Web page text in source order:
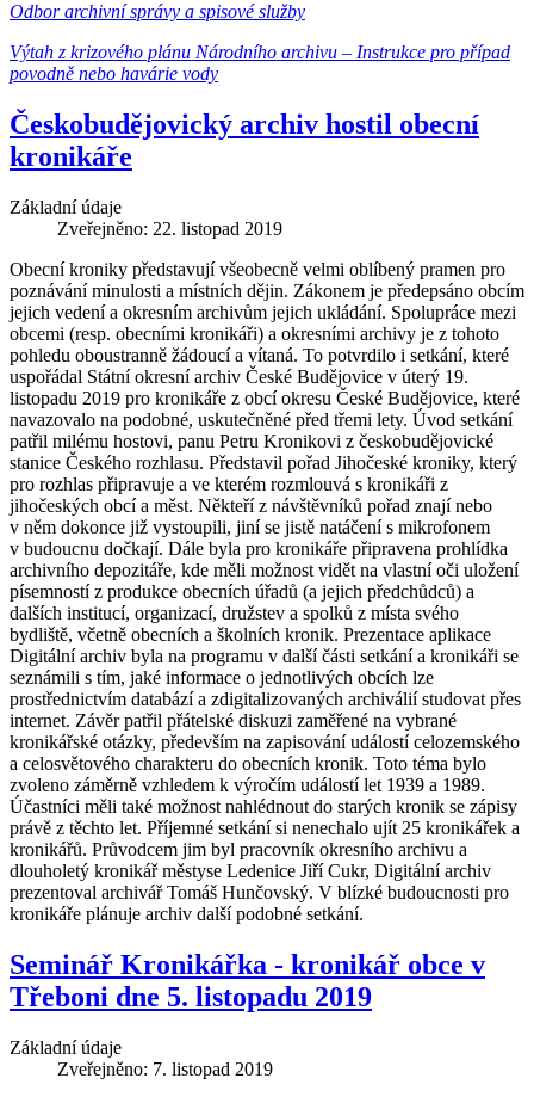
Odbor archivní správy a spisové služby
Výtah z krizového plánu Národního archivu – Instrukce pro případ
povodně nebo havárie vody
Českobudějovický archiv hostil obecní
kronikáře
Základní údaje
Zveřejněno: 22. listopad 2019
Obecní kroniky představují všeobecně velmi oblíbený pramen pro
poznávání minulosti a místních dějin. Zákonem je předepsáno obcím
jejich vedení a okresním archivům jejich ukládání. Spolupráce mezi
obcemi (resp. obecními kronikáři) a okresními archivy je z tohoto
pohledu oboustranně žádoucí a vítaná. To potvrdilo i setkání, které
uspořádal Státní okresní archiv České Budějovice v úterý 19.
listopadu 2019 pro kronikáře z obcí okresu České Budějovice, které
navazovalo na podobné, uskutečněné před třemi lety. Úvod setkání
patřil milému hostovi, panu Petru Kronikovi z českobudějovické
stanice Českého rozhlasu. Představil pořad Jihočeské kroniky, který
pro rozhlas připravuje a ve kterém rozmlouvá s kronikáři z
jihočeských obcí a měst. Někteří z návštěvníků pořad znají nebo
v něm dokonce již vystoupili, jiní se jistě natáčení s mikrofonem
v budoucnu dočkají. Dále byla pro kronikáře připravena prohlídka
archivního depozitáře, kde měli možnost vidět na vlastní oči uložení
písemností z produkce obecních úřadů (a jejich předchůdců) a
dalších institucí, organizací, družstev a spolků z místa svého
bydliště, včetně obecních a školních kronik. Prezentace aplikace
Digitální archiv byla na programu v další části setkání a kronikáři se
seznámili s tím, jaké informace o jednotlivých obcích lze
prostřednictvím databází a zdigitalizovaných archiválií studovat přes
internet. Závěr patřil přátelské diskuzi zaměřené na vybrané
kronikářské otázky, především na zapisování událostí celozemského
a celosvětového charakteru do obecních kronik. Toto téma bylo
zvoleno záměrně vzhledem k výročím událostí let 1939 a 1989.
Účastníci měli také možnost nahlédnout do starých kronik se zápisy
právě z těchto let. Příjemné setkání si nenechalo ujít 25 kronikářek a
kronikářů. Průvodcem jim byl pracovník okresního archivu a
dlouholetý kronikář městyse Ledenice Jiří Cukr, Digitální archiv
prezentoval archivář Tomáš Hunčovský. V blízké budoucnosti pro
kronikáře plánuje archiv další podobné setkání.
Seminář Kronikářka - kronikář obce v
Třeboni dne 5. listopadu 2019
Základní údaje
Zveřejněno: 7. listopad 2019